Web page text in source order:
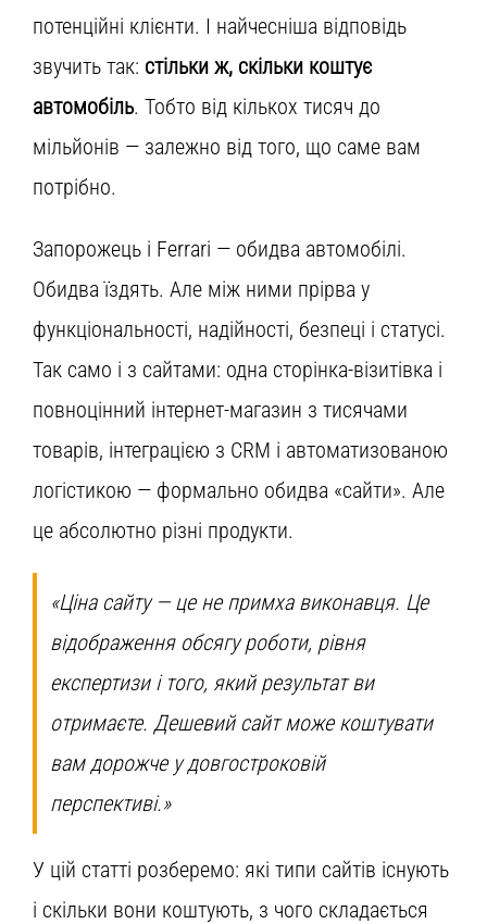
потенційні клієнти. І найчесніша відповідь
звучить так: стільки ж, скільки коштує
автомобіль. Тобто від кількох тисяч до
мільйонів — залежно від того, що саме вам
потрібно.
Запорожець і Ferrari — обидва автомобілі.
Обидва їздять. Але між ними прірва у
функціональності, надійності, безпеці і статусі.
Так само і з сайтами: одна сторінка-візитівка і
повноцінний інтернет-магазин з тисячами
товарів, інтеграцією з CRM і автоматизованою
логістикою — формально обидва «сайти». Але
це абсолютно різні продукти.
«Ціна сайту — це не примха виконавця. Це
відображення обсягу роботи, рівня
експертизи і того, який результат ви
отримаєте. Дешевий сайт може коштувати
вам дорожче у довгостроковій
перспективі.»
У цій статті розберемо: які типи сайтів існують
і скільки вони коштують, з чого складається